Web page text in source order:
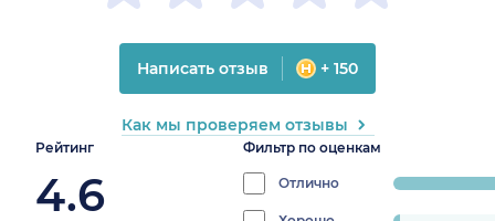
Рейтинг
4.6
Фильтр по оценкам
Отлично
progress:
Написать отзыв + 150
Как мы проверяем отзывы